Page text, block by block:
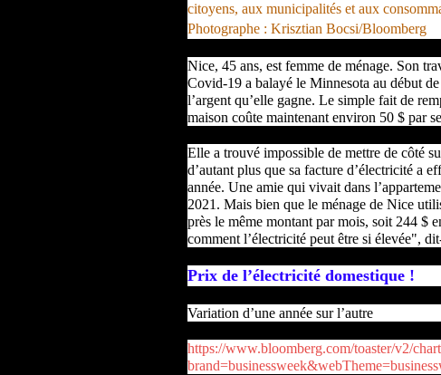
citoyens, aux municipalités et aux
Photographe : Krisztian Bocsi/Bloomberg
Nice, 45 ans, est femme de ménage. Son
Covid-19 a balayé le Minnesota au début
l’argent qu’elle gagne. Le simple fait de
maison coûte maintenant environ 50 $ par
Elle a trouvé impossible de mettre de côté
d’autant plus que sa facture d’électricité a
année. Une amie qui vivait dans
2021. Mais bien que le ménage de Nice
près le même montant par mois, soit 244 $
comment l’électricité peut être si élevée",
Prix ​​de l’électricité domestique !
Variation d’une année sur l’autre
https://www.bloomberg.com/toaster/v2/